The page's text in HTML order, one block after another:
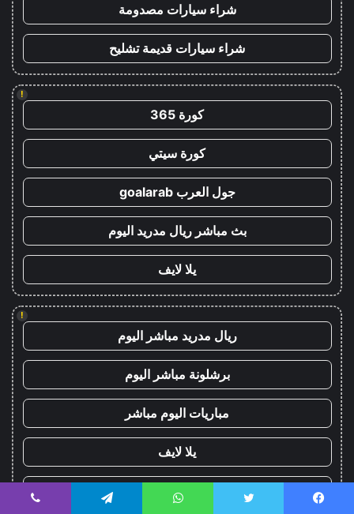
شراء سيارات مصدومة
شراء سيارات قديمة تشليح
!
كورة 365
كورة سيتي
جول العرب goalarab
بث مباشر ريال مدريد اليوم
يلا لايف
!
ريال مدريد مباشر اليوم
برشلونة مباشر اليوم
مباريات اليوم مباشر
يلا لايف
yalla live